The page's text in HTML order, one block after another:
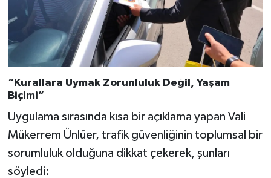
“Kurallara Uymak Zorunluluk Değil, Yaşam
Biçimi”
Uygulama sırasında kısa bir açıklama yapan Vali
Mükerrem Ünlüer, trafik güvenliğinin toplumsal bir
sorumluluk olduğuna dikkat çekerek, şunları
söyledi: